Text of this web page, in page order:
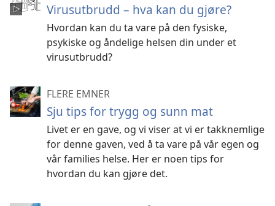
Virusutbrudd – hva kan du gjøre?
Hvordan kan du ta vare på den fysiske,
psykiske og åndelige helsen din under et
virusutbrudd?
FLERE EMNER
Sju tips for trygg og sunn mat
Livet er en gave, og vi viser at vi er takknemlige
for denne gaven, ved å ta vare på vår egen og
vår families helse. Her er noen tips for
hvordan du kan gjøre det.